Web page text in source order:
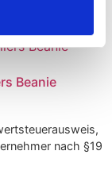
Beanie
nach §19